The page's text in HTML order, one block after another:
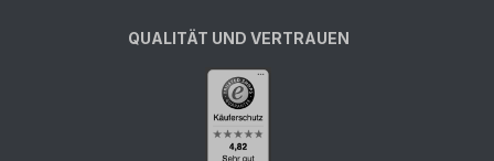
QUALITÄT UND VERTRAUEN